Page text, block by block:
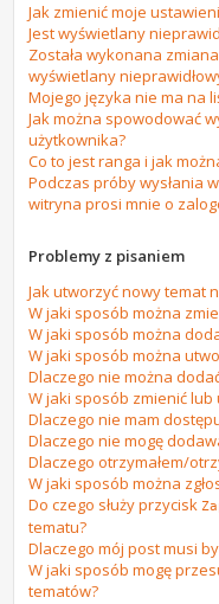
Jak zmienić moje
Jest wyświetlany
Została wykonana
wyświetlany
Mojego języka nie ma na
Jak można spowodować
użytkownika?
Co to jest ranga i jak
Podczas próby wysłania
witryna prosi mnie o
Problemy z pisaniem
Jak utworzyć nowy temat
W jaki sposób można
W jaki sposób można
W jaki sposób można
Dlaczego nie można
W jaki sposób zmienić lub
Dlaczego nie mam
Dlaczego nie mogę
Dlaczego otrzymałem/
W jaki sposób można
Do czego służy przycisk
tematu?
Dlaczego mój post musi
W jaki sposób mogę
tematów?